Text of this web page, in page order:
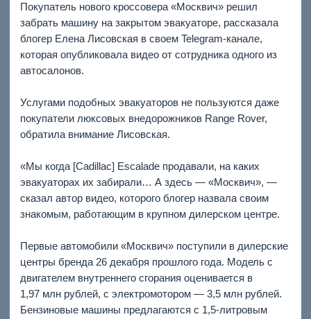
Покупатель нового кроссовера «Москвич» решил
забрать машину на закрытом эвакуаторе, рассказала
блогер Елена Лисовская в своем Telegram-канале,
которая опубликовала видео от сотрудника одного из
автосалонов.
Услугами подобных эвакуаторов не пользуются даже
покупатели люксовых внедорожников Range Rover,
обратила внимание Лисовская.
«Мы когда [Cadillac] Escalade продавали, на каких
эвакуаторах их забирали… А здесь — «Москвич», —
сказал автор видео, которого блогер назвала своим
знакомым, работающим в крупном дилерском центре.
Первые автомобили «Москвич» поступили в дилерские
центры бренда 26 декабря прошлого года. Модель с
двигателем внутреннего сгорания оценивается в
1,97 млн рублей, с электромотором — 3,5 млн рублей.
Бензиновые машины предлагаются с 1,5-литровым